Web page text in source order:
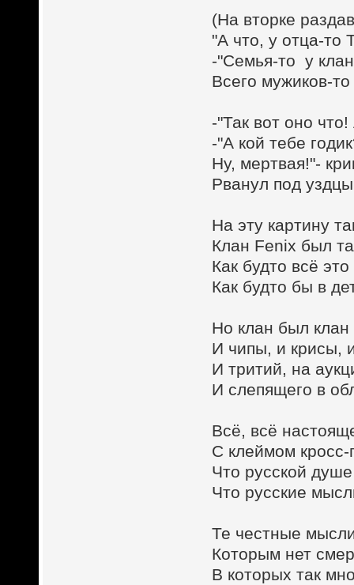
(На вторке
"А что, у отца-то
-"Семья-то у
Всего мужиков-
-"Так вот оно
-"А кой тебе
Ну, мертвая!"-
Рванул под
На эту картину
Клан Fenix был
Как будто всё
Как будто бы в
Но клан был
И чипы, и крисы,
И тритий, на
И слепящего в
Всё, всё
С клеймом
Что русской
Что русские
Те честные
Которым нет
В которых так